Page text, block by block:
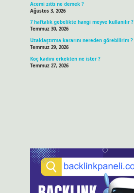
Acemi zıttı ne demek ?
Ağustos 3, 2026
7 haftalık gebelikte hangi meyve kullanılır ?
Temmuz 30, 2026
Uzaklaştırma kararını nereden görebilirim ?
Temmuz 29, 2026
Koç kadını erkekten ne ister ?
Temmuz 27, 2026